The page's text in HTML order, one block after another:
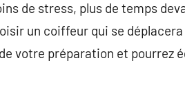
de stress, plus de temps
un coiffeur qui se déplacera
votre préparation et pourrez